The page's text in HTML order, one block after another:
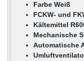
Farbe Weiß
FCKW- und
Kältemittel
Mechanische
Automatische